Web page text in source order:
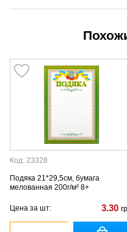
Код: 23328
Подяка 21*29,5см, бумага
мелованная 200г/м² 8+
Цена за шт: 3.30